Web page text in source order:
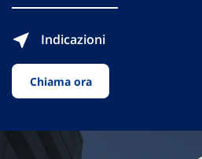
Indicazioni
Chiama ora